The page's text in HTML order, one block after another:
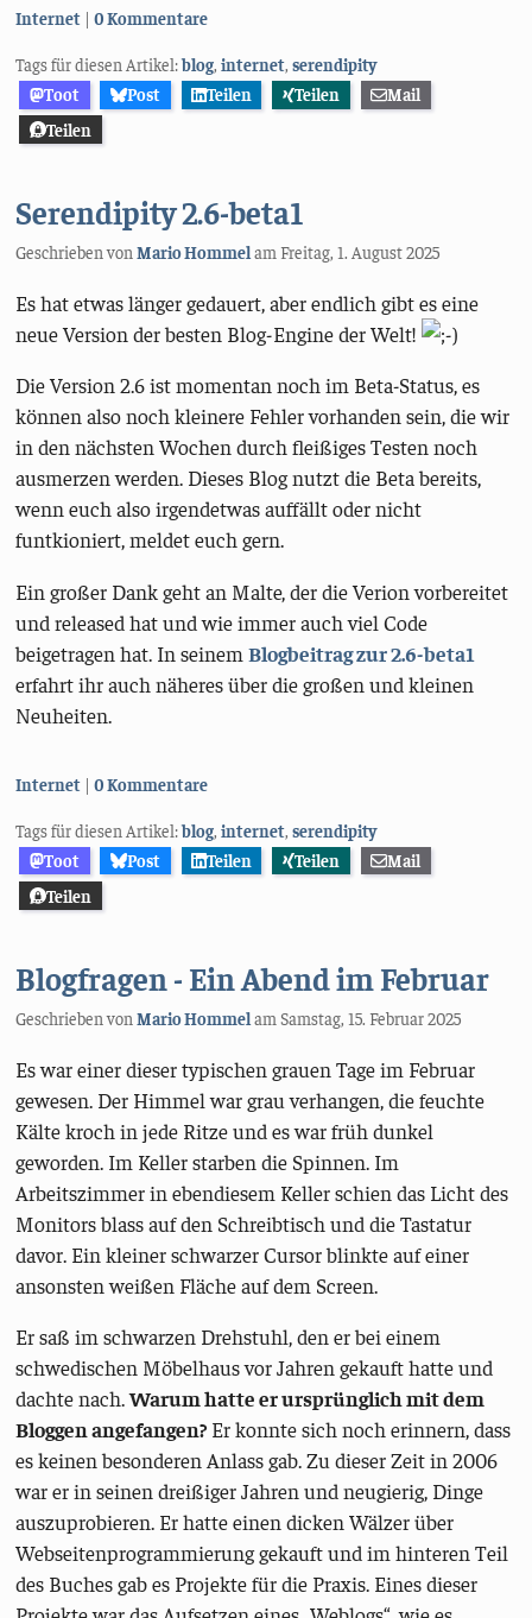
Kategorien:
Internet 0 Kommentare
Tags für diesen Artikel:blog,internet,serendipity
Toot
Post Teilen Teilen
Mail
Teilen
Serendipity 2.6-beta1
Geschrieben vonMario HommelamFreitag, 1. August 2025
Es hat etwas länger gedauert, aber endlich gibt es eine
neue Version der besten Blog-Engine der Welt!
Die Version 2.6 ist momentan noch im Beta-Status, es
können also noch kleinere Fehler vorhanden sein, die wir
in den nächsten Wochen durch fleißiges Testen noch
ausmerzen werden. Dieses Blog nutzt die Beta bereits,
wenn euch also irgendetwas auffällt oder nicht
funtkioniert, meldet euch gern.
Ein großer Dank geht an Malte, der die Verion vorbereitet
und released hat und wie immer auch viel Code
beigetragen hat. In seinemBlogbeitrag zur 2.6-beta1
erfahrt ihr auch näheres über die großen und kleinen
Neuheiten.
Kategorien:
Internet 0 Kommentare
Tags für diesen Artikel:blog,internet,serendipity
Toot
Post Teilen Teilen
Mail
Teilen
Blogfragen - Ein Abend im Februar
Geschrieben vonMario HommelamSamstag, 15. Februar 2025
Es war einer dieser typischen grauen Tage im Februar
gewesen. Der Himmel war grau verhangen, die feuchte
Kälte kroch in jede Ritze und es war früh dunkel
geworden. Im Keller starben die Spinnen. Im
Arbeitszimmer in ebendiesem Keller schien das Licht des
Monitors blass auf den Schreibtisch und die Tastatur
davor. Ein kleiner schwarzer Cursor blinkte auf einer
ansonsten weißen Fläche auf dem Screen.
Er saß im schwarzen Drehstuhl, den er bei einem
schwedischen Möbelhaus vor Jahren gekauft hatte und
dachte nach.Warum hatte er ursprünglich mit dem
Bloggen angefangen? Er konnte sich noch erinnern, dass
es keinen besonderen Anlass gab. Zu dieser Zeit in 2006
war er in seinen dreißiger Jahren und neugierig, Dinge
auszuprobieren. Er hatte einen dicken Wälzer über
Webseitenprogrammierung gekauft und im hinteren Teil
des Buches gab es Projekte für die Praxis. Eines dieser